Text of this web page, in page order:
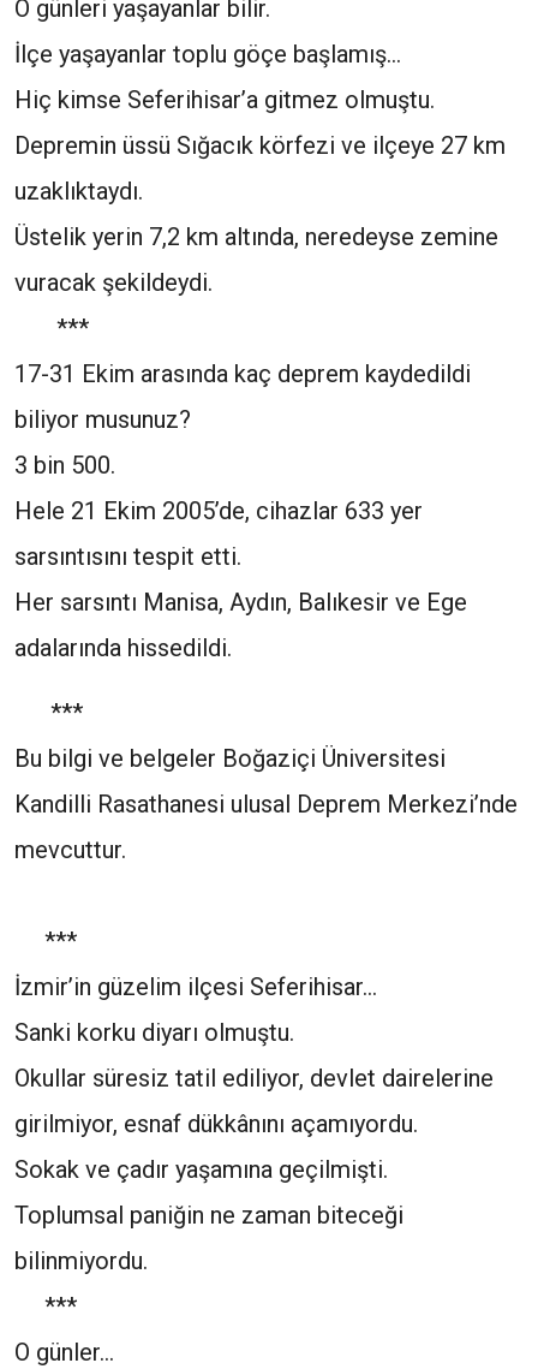
O günleri yaşayanlar bilir.
İlçe yaşayanlar toplu göçe başlamış…
Hiç kimse Seferihisar’a gitmez olmuştu.
Depremin üssü Sığacık körfezi ve ilçeye 27 km
uzaklıktaydı.
Üstelik yerin 7,2 km altında, neredeyse zemine
vuracak şekildeydi.
***
17-31 Ekim arasında kaç deprem kaydedildi
biliyor musunuz?
3 bin 500.
Hele 21 Ekim 2005’de, cihazlar 633 yer
sarsıntısını tespit etti.
Her sarsıntı Manisa, Aydın, Balıkesir ve Ege
adalarında hissedildi.
***
Bu bilgi ve belgeler Boğaziçi Üniversitesi
Kandilli Rasathanesi ulusal Deprem Merkezi’nde
mevcuttur.
***
İzmir’in güzelim ilçesi Seferihisar…
Sanki korku diyarı olmuştu.
Okullar süresiz tatil ediliyor, devlet dairelerine
girilmiyor, esnaf dükkânını açamıyordu.
Sokak ve çadır yaşamına geçilmişti.
Toplumsal paniğin ne zaman biteceği
bilinmiyordu.
***
O günler…